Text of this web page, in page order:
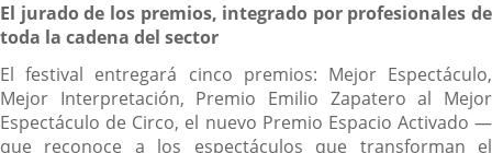
El jurado de los premios, integrado por profesionales de
toda la cadena del sector
El festival entregará cinco premios: Mejor Espectáculo,
Mejor Interpretación, Premio Emilio Zapatero al Mejor
Espectáculo de Circo, el nuevo Premio Espacio Activado —
que reconoce a los espectáculos que transforman el